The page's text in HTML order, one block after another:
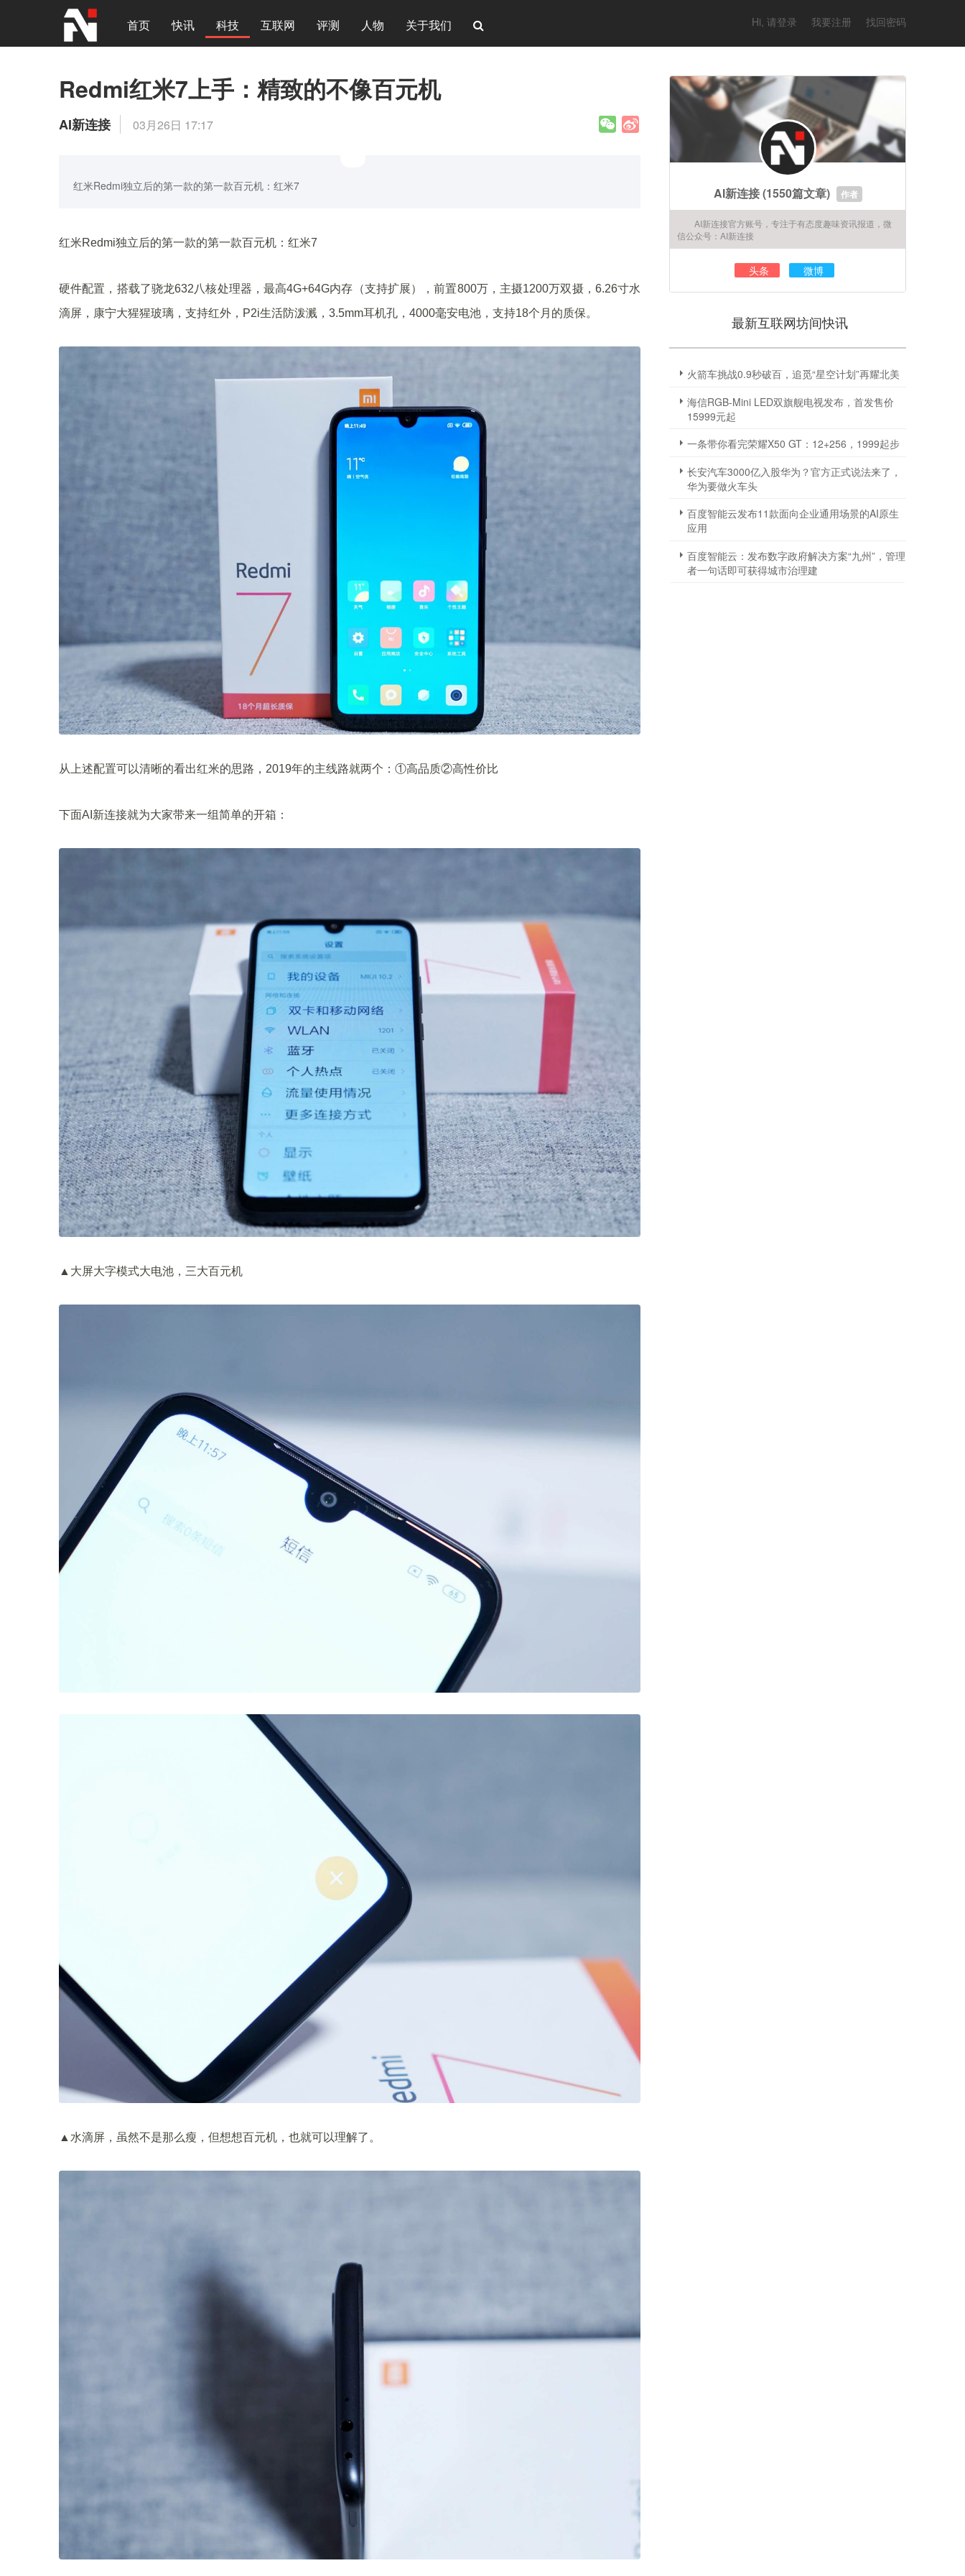
首页 快讯 科技 互联网 评测 人物 关于我们 Hi, 请登录 我要注册 找回密码
Redmi红米7上手：精致的不像百元机
AI新连接 03月26日 17:17
红米Redmi独立后的第一款的第一款百元机：红米7
红米Redmi独立后的第一款的第一款百元机：红米7
硬件配置，搭载了骁龙632八核处理器，最高4G+64G内存（支持扩展），前置800万，主摄1200万双摄，6.26寸水
滴屏，康宁大猩猩玻璃，支持红外，P2i生活防泼溅，3.5mm耳机孔，4000毫安电池，支持18个月的质保。
从上述配置可以清晰的看出红米的思路，2019年的主线路就两个：①高品质②高性价比
下面AI新连接就为大家带来一组简单的开箱：
▲大屏大字模式大电池，三大百元机
▲水滴屏，虽然不是那么瘦，但想想百元机，也就可以理解了。
AI新连接(1550篇文章) 作者
AI新连接官方账号，专注于有态度趣味资讯报道，微
信公众号：AI新连接
头条 微博
最新互联网坊间快讯
火箭车挑战0.9秒破百，追觅“星空计划”再耀北美
海信RGB-Mini LED双旗舰电视发布，首发售价
15999元起
一条带你看完荣耀X50 GT：12+256，1999起步
长安汽车3000亿入股华为？官方正式说法来了，
华为要做火车头
百度智能云发布11款面向企业通用场景的AI原生
应用
百度智能云：发布数字政府解决方案“九州”，管理
者一句话即可获得城市治理建